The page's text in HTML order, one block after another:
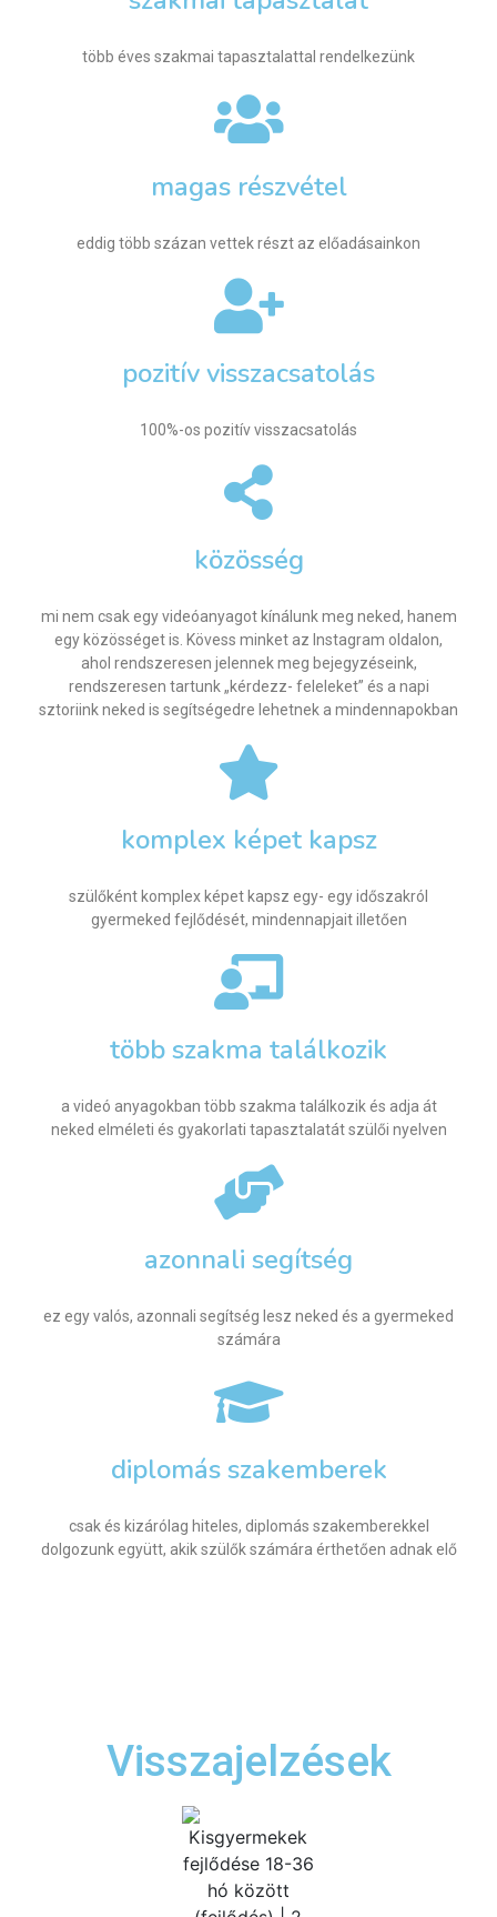
több éves szakmai tapasztalattal rendelkezünk
magas részvétel
eddig több százan vettek részt az előadásainkon
pozitív visszacsatolás
100%-os pozitív visszacsatolás
közösség
mi nem csak egy videóanyagot kínálunk meg neked, hanem
egy közösséget is. Kövess minket az Instagram oldalon,
ahol rendszeresen jelennek meg bejegyzéseink,
rendszeresen tartunk „kérdezz- feleleket” és a napi
sztoriink neked is segítségedre lehetnek a mindennapokban
komplex képet kapsz
szülőként komplex képet kapsz egy- egy időszakról
gyermeked fejlődését, mindennapjait illetően
több szakma találkozik
a videó anyagokban több szakma találkozik és adja át
neked elméleti és gyakorlati tapasztalatát szülői nyelven
azonnali segítség
ez egy valós, azonnali segítség lesz neked és a gyermeked
számára
diplomás szakemberek
csak és kizárólag hiteles, diplomás szakemberekkel
dolgozunk együtt, akik szülők számára érthetően adnak elő
Visszajelzések